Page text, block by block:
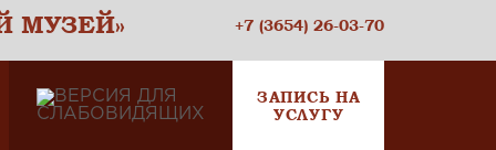
МУЗЕЙ» +7 (3654) 26-03-70
ЗАПИСЬ НА
УСЛУГУ